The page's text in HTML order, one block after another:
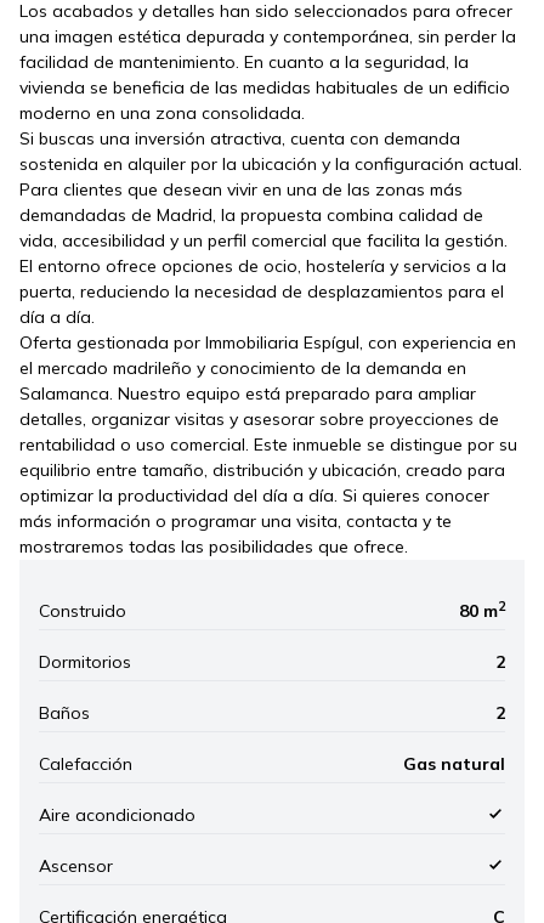
Los acabados y detalles han sido seleccionados para ofrecer
una imagen estética depurada y contemporánea, sin perder la
facilidad de mantenimiento. En cuanto a la seguridad, la
vivienda se beneficia de las medidas habituales de un edificio
moderno en una zona consolidada.
Si buscas una inversión atractiva, cuenta con demanda
sostenida en alquiler por la ubicación y la configuración actual.
Para clientes que desean vivir en una de las zonas más
demandadas de Madrid, la propuesta combina calidad de
vida, accesibilidad y un perfil comercial que facilita la gestión.
El entorno ofrece opciones de ocio, hostelería y servicios a la
puerta, reduciendo la necesidad de desplazamientos para el
día a día.
Oferta gestionada por Immobiliaria Espígul, con experiencia en
el mercado madrileño y conocimiento de la demanda en
Salamanca. Nuestro equipo está preparado para ampliar
detalles, organizar visitas y asesorar sobre proyecciones de
rentabilidad o uso comercial. Este inmueble se distingue por su
equilibrio entre tamaño, distribución y ubicación, creado para
optimizar la productividad del día a día. Si quieres conocer
más información o programar una visita, contacta y te
mostraremos todas las posibilidades que ofrece.
Construido 80 m2
Dormitorios 2
Baños 2
Calefacción Gas natural
Aire acondicionado
Ascensor
Certificación energética C